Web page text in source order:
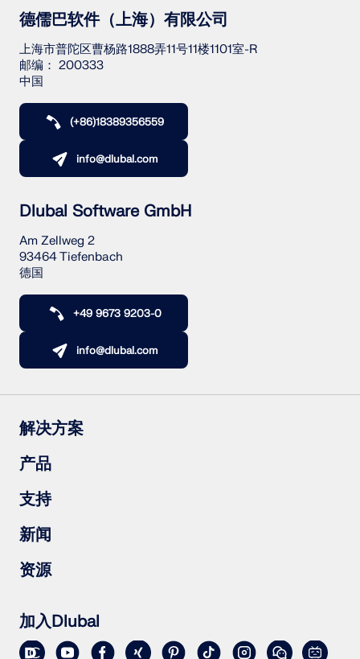
德儒巴软件（上海）有限公司
上海市普陀区曹杨路1888弄11号11楼1101室-R
邮编： 200333
中国
(+86)18389356559
info@dlubal.com
Dlubal Software GmbH
Am Zellweg 2
93464 Tiefenbach
德国
+49 9673 9203-0
info@dlubal.com
解决方案
钢筋混凝土结构
钢结构
木结构
钢结构节点
产品
RFEM 6
RSTAB 9
RSECTION 1
RWIND 3
支持
常见问题（FAQs）
提出具体问题
雪荷载、风速和地震荷载图
联系销售团队
新闻
订阅新闻简报
最新资讯
在线培训
资源
上传客户项目
客户项目
在线手册
加入Dlubal